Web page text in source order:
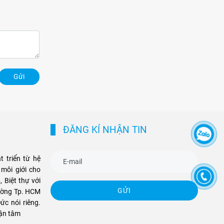
Gửi
triển từ hệ
giới cho
Biệt thự với
Tp. HCM
nói riêng.
tâm
ĐĂNG KÍ NHẬN TIN
GỬI